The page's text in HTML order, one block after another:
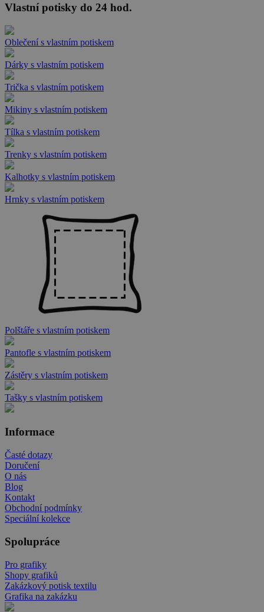
Vlastní potisky do 24 hod.
Oblečení s vlastním potiskem
Dárky s vlastním potiskem
Trička s vlastním potiskem
Mikiny s vlastním potiskem
Tílka s vlastním potiskem
Trenky s vlastním potiskem
Kalhotky s vlastním potiskem
Hrnky s vlastním potiskem
Polštáře s vlastním potiskem
Pantofle s vlastním potiskem
Zástěry s vlastním potiskem
Tašky s vlastním potiskem
Informace
Časté dotazy
Doručení
O nás
Blog
Kontakt
Obchodní podmínky
Speciální kolekce
Spolupráce
Pro grafiky
Shopy grafiků
Zakázkový potisk textilu
Grafika na zakázku